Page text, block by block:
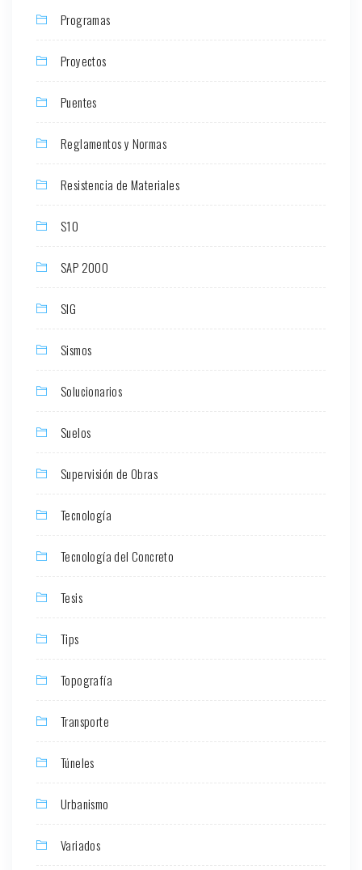
Programas
Proyectos
Puentes
Reglamentos y Normas
Resistencia de Materiales
S10
SAP 2000
SIG
Sismos
Solucionarios
Suelos
Supervisión de Obras
Tecnología
Tecnología del Concreto
Tesis
Tips
Topografía
Transporte
Túneles
Urbanismo
Variados